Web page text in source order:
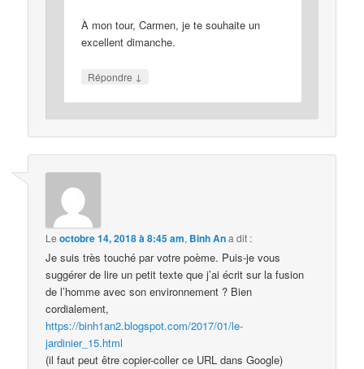
À mon tour, Carmen, je te souhaite un
excellent dimanche.
Répondre ↓
Leoctobre 14, 2018 à 8:45 am, Binh Ana dit :
Je suis très touché par votre poème. Puis-je vous
suggérer de lire un petit texte que j’ai écrit sur la fusion
de l’homme avec son environnement ? Bien
cordialement,
https://binh1an2.blogspot.com/2017/01/le-
jardinier_15.html
(il faut peut être copier-coller ce URL dans Google)